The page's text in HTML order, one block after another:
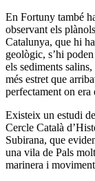
En Fortuny també
observant els
Catalunya, que hi
geològic, s’hi
els sediments
més estret que
perfectament on era
Existeix un estudi
Cercle Català
Subirana, que
una vila de Pals
marinera i